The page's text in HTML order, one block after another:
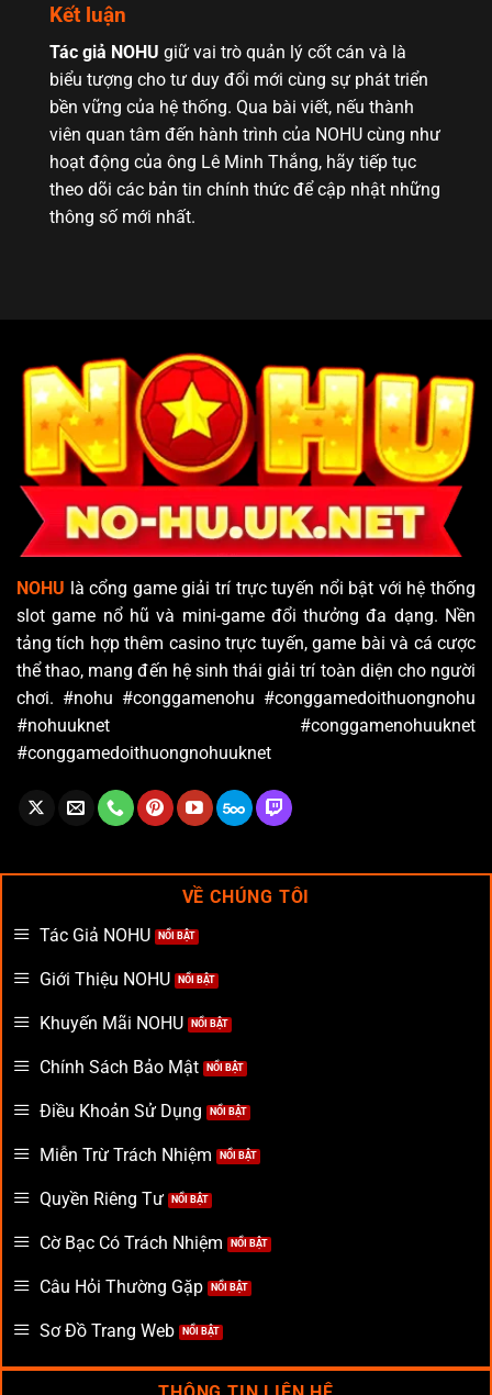
Kết luận
Tác giả NOHU giữ vai trò quản lý cốt cán và là
biểu tượng cho tư duy đổi mới cùng sự phát triển
bền vững của hệ thống. Qua bài viết, nếu thành
viên quan tâm đến hành trình của NOHU cùng như
hoạt động của ông Lê Minh Thắng, hãy tiếp tục
theo dõi các bản tin chính thức để cập nhật những
thông số mới nhất.
NOHU là cổng game giải trí trực tuyến nổi bật với hệ thống
slot game nổ hũ và mini-game đổi thưởng đa dạng. Nền
tảng tích hợp thêm casino trực tuyến, game bài và cá cược
thể thao, mang đến hệ sinh thái giải trí toàn diện cho người
chơi. #nohu #conggamenohu #conggamedoithuongnohu
#nohuuknet #conggamenohuuknet
#conggamedoithuongnohuuknet
VỀ CHÚNG TÔI
Tác Giả NOHU
Giới Thiệu NOHU
Khuyến Mãi NOHU
Chính Sách Bảo Mật
Điều Khoản Sử Dụng
Miễn Trừ Trách Nhiệm
Quyền Riêng Tư
Cờ Bạc Có Trách Nhiệm
Câu Hỏi Thường Gặp
Sơ Đồ Trang Web